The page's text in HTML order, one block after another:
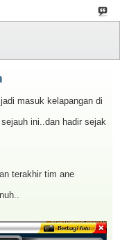
masuk kelapangan di
ini..dan hadir sejak
terakhir tim ane